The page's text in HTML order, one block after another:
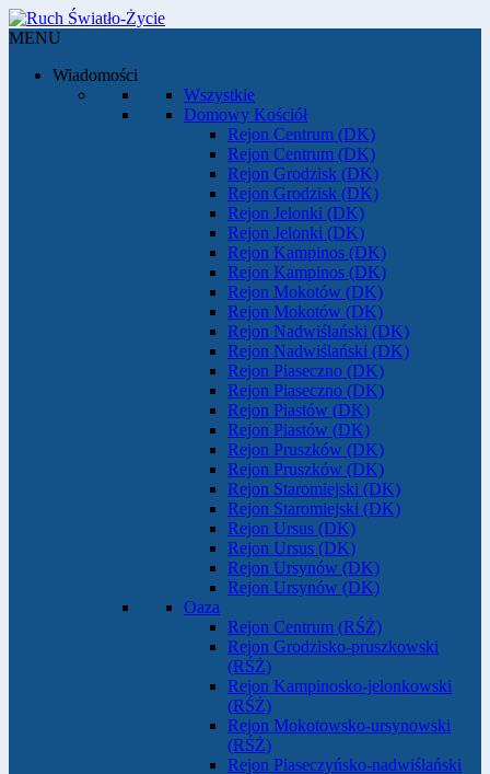
MENU
Wiadomości
Wszystkie
Domowy Kościół
Rejon Centrum (DK)
Rejon Centrum (DK)
Rejon Grodzisk (DK)
Rejon Grodzisk (DK)
Rejon Jelonki (DK)
Rejon Jelonki (DK)
Rejon Kampinos (DK)
Rejon Kampinos (DK)
Rejon Mokotów (DK)
Rejon Mokotów (DK)
Rejon Nadwiślański (DK)
Rejon Nadwiślański (DK)
Rejon Piaseczno (DK)
Rejon Piaseczno (DK)
Rejon Piastów (DK)
Rejon Piastów (DK)
Rejon Pruszków (DK)
Rejon Pruszków (DK)
Rejon Staromiejski (DK)
Rejon Staromiejski (DK)
Rejon Ursus (DK)
Rejon Ursus (DK)
Rejon Ursynów (DK)
Rejon Ursynów (DK)
Oaza
Rejon Centrum (RŚŻ)
Rejon Grodzisko-pruszkowski
(RŚŻ)
Rejon Kampinosko-jelonkowski
(RŚŻ)
Rejon Mokotowsko-ursynowski
(RŚŻ)
Rejon Piaseczyńsko-nadwiślański